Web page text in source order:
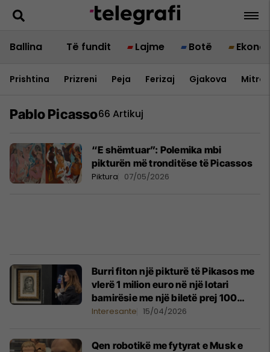
Ballina Të fundit Lajme Botë
Prishtina Prizreni Peja Ferizaj Gjakova
Pablo Picasso66 Artikuj
“E shëmtuar”: Polemika mbi
pikturën më tronditëse të Picassos
Piktura 07/05/2026
Burri fiton një pikturë të Pikasos me
vlerë 1 milion euro në një lotari
bamirësie me një biletë prej 100
eurosh
Interesante 15/04/2026
Qen robotikë me fytyrat e Musk e